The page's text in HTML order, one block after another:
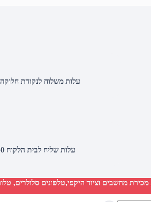
עלות משלוח לנקודת חלוקה 20 שקלים, בהזמנות מעל 500 שקלים ללא חיוב
עלות שליח לבית הלקוח 50 שקלים, בהזמנות מעל 2000 שקלים ללא חיוב (חינם)
מחשבים וציוד היקפי,טלפונים סלולרים,